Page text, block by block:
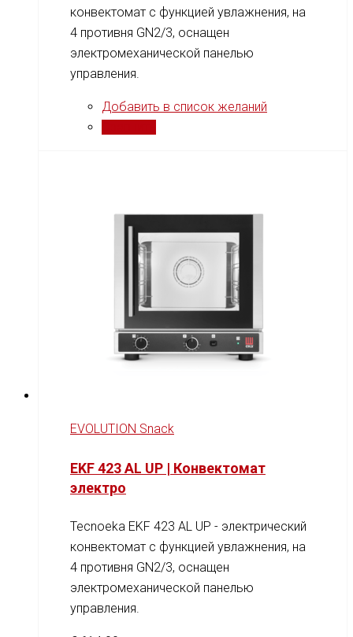
конвектомат с функцией увлажнения, на
4 противня GN2/3, оснащен
электромеханической панелью
управления.
Добавить в список желаний
EVOLUTION Snack
EKF 423 AL UP | Конвектомат
электро
Tecnoeka EKF 423 AL UP - электрический
конвектомат с функцией увлажнения, на
4 противня GN2/3, оснащен
электромеханической панелью
управления.